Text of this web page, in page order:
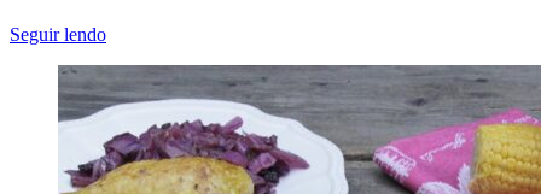
Seguir lendo